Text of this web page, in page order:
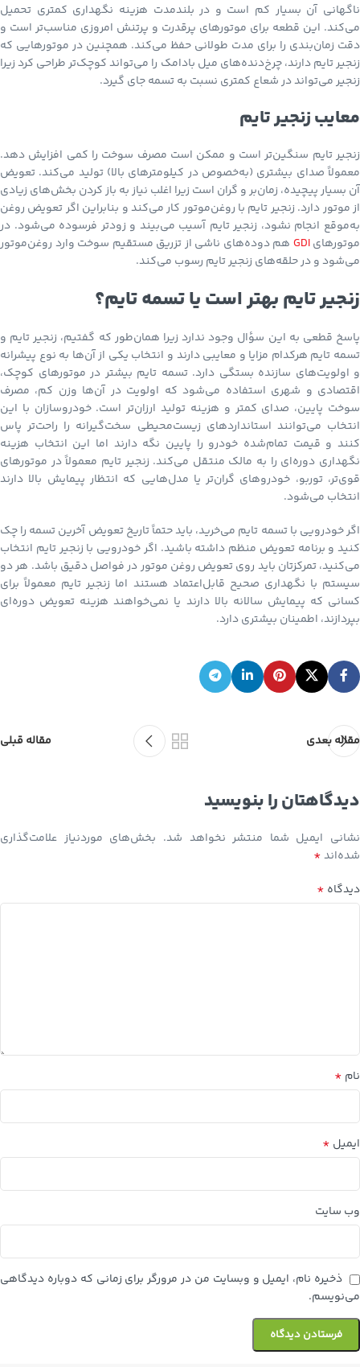
ناگهانی آن بسیار کم است و در بلندمدت هزینه نگهداری کمتری تحمیل
می‌کند. این قطعه برای موتورهای پرقدرت و پرتنش امروزی مناسب‌تر است و
دقت زمان‌بندی را برای مدت طولانی حفظ می‌کند. همچنین در موتورهایی که
زنجیر تایم دارند، چرخ‌دنده‌های میل بادامک را می‌تواند کوچک‌تر طراحی کرد زیرا
زنجیر می‌تواند در شعاع کمتری نسبت به تسمه جای گیرد.
معایب زنجیر تایم
زنجیر تایم سنگین‌تر است و ممکن است مصرف سوخت را کمی افزایش دهد.
معمولاً صدای بیشتری (به‌خصوص در کیلومترهای بالا) تولید می‌کند. تعویض
آن بسیار پیچیده، زمان‌بر و گران است زیرا اغلب نیاز به باز کردن بخش‌های زیادی
از موتور دارد. زنجیر تایم با روغن‌موتور کار می‌کند و بنابراین اگر تعویض روغن
به‌موقع انجام نشود، زنجیر تایم آسیب می‌بیند و زودتر فرسوده می‌شود. در
موتورهایGDI هم دوده‌های ناشی از تزریق مستقیم سوخت وارد روغن‌موتور
می‌شود و در حلقه‌های زنجیر تایم رسوب می‌کند.
زنجیر تایم بهتر است یا تسمه تایم؟
پاسخ قطعی به این سؤال وجود ندارد زیرا همان‌طور که گفتیم، زنجیر تایم و
تسمه تایم هرکدام مزایا و معایبی دارند و انتخاب یکی از آن‌ها به نوع پیشرانه
و اولویت‌های سازنده بستگی دارد. تسمه تایم بیشتر در موتورهای کوچک،
اقتصادی و شهری استفاده می‌شود که اولویت در آن‌ها وزن کم، مصرف
سوخت پایین، صدای کمتر و هزینه تولید ارزان‌تر است. خودروسازان با این
انتخاب می‌توانند استانداردهای زیست‌محیطی سخت‌گیرانه را راحت‌تر پاس
کنند و قیمت تمام‌شده خودرو را پایین نگه دارند اما این انتخاب هزینه
نگهداری دوره‌ای را به مالک منتقل می‌کند. زنجیر تایم معمولاً در موتورهای
قوی‌تر، توربو، خودروهای گران‌تر یا مدل‌هایی که انتظار پیمایش بالا دارند
انتخاب می‌شود.
اگر خودرویی با تسمه تایم می‌خرید، باید حتماً تاریخ تعویض آخرین تسمه را چک
کنید و برنامه تعویض منظم داشته باشید. اگر خودرویی با زنجیر تایم انتخاب
می‌کنید، تمرکزتان باید روی تعویض روغن موتور در فواصل دقیق باشد. هر دو
سیستم با نگهداری صحیح قابل‌اعتماد هستند اما زنجیر تایم معمولاً برای
کسانی که پیمایش سالانه بالا دارند یا نمی‌خواهند هزینه تعویض دوره‌ای
بپردازند، اطمینان بیشتری دارد.
مقاله بعدی مقاله قبلی
دیدگاهتان را بنویسید
نشانی ایمیل شما منتشر نخواهد شد. بخش‌های موردنیاز علامت‌گذاری
شده‌اند*
دیدگاه *
نام *
ایمیل *
وب‌ سایت
ذخیره نام، ایمیل و وبسایت من در مرورگر برای زمانی که دوباره دیدگاهی
می‌نویسم.